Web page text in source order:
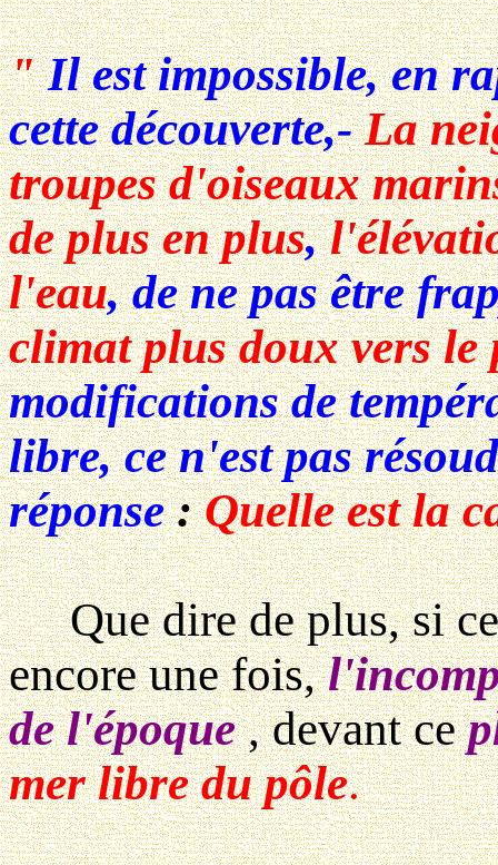
" Il est impossible, en
cette découverte,-La
troupes d'oiseaux
de plus en plus,
l'eau, de ne pas être
climat plus doux vers le
modifications de
libre, ce n'est pas
réponse:Quelle est la
Que dire de plus, si
encore une fois,
de l'époque, devant ce
mer libre du pôle.